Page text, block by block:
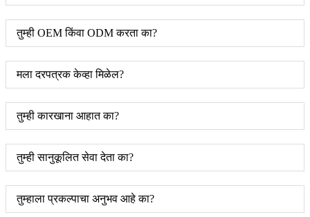
तुम्ही OEM किंवा ODM करता का?
मला दरपत्रक केव्हा मिळेल?
तुम्ही कारखाना आहात का?
तुम्ही सानुकूलित सेवा देता का?
तुम्हाला प्रकल्पाचा अनुभव आहे का?